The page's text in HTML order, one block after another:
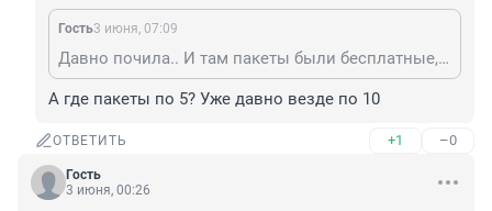
Гость3 июня, 07:09
Давно почила.. И там пакеты были бесплатные, а не по 5 "рублёв".
А где пакеты по 5? Уже давно везде по 10
ОТВЕТИТЬ +1 –0
Гость
3 июня, 00:26